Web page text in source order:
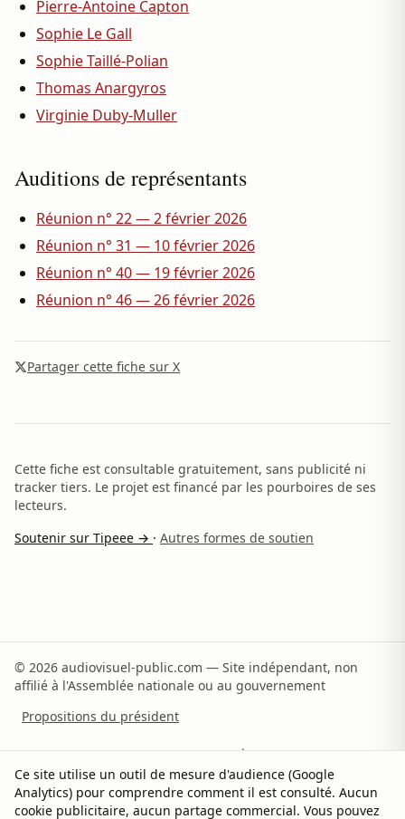
Pierre-Antoine Capton
Sophie Le Gall
Sophie Taillé-Polian
Thomas Anargyros
Virginie Duby-Muller
Auditions de représentants
Réunion n° 22 — 2 février 2026
Réunion n° 31 — 10 février 2026
Réunion n° 40 — 19 février 2026
Réunion n° 46 — 26 février 2026
Partager cette fiche sur X
Cette fiche est consultable gratuitement, sans publicité ni
tracker tiers. Le projet est financé par les pourboires de ses
lecteurs.
Soutenir sur Tipeee → · Autres formes de soutien
© 2026 audiovisuel-public.com — Site indépendant, non
affilié à l'Assemblée nationale ou au gouvernement
Propositions du président
Recommandations du rapporteur À propos
Méthodologie Sources Contact Soutenir
Ce site utilise un outil de mesure d'audience (Google
Analytics) pour comprendre comment il est consulté. Aucun
cookie publicitaire, aucun partage commercial. Vous pouvez